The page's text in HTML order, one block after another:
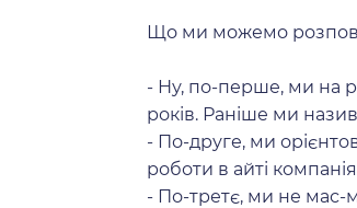
Що ми можемо
- Ну, по-перше, ми на
років. Раніше ми
- По-друге, ми
роботи в айті
- По-третє, ми не мас-